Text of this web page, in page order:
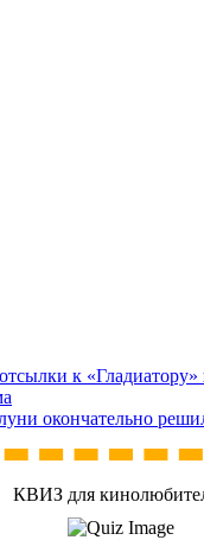
к
окончательно
КВИЗ для